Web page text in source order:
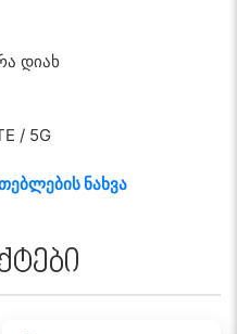
დიახ
/ 5G
ნახვა